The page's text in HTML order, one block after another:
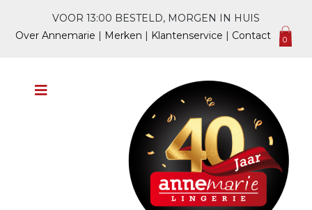
VOOR 13:00 BESTELD, MORGEN IN HUIS
Over Annemarie | Merken | Klantenservice | Contact 0